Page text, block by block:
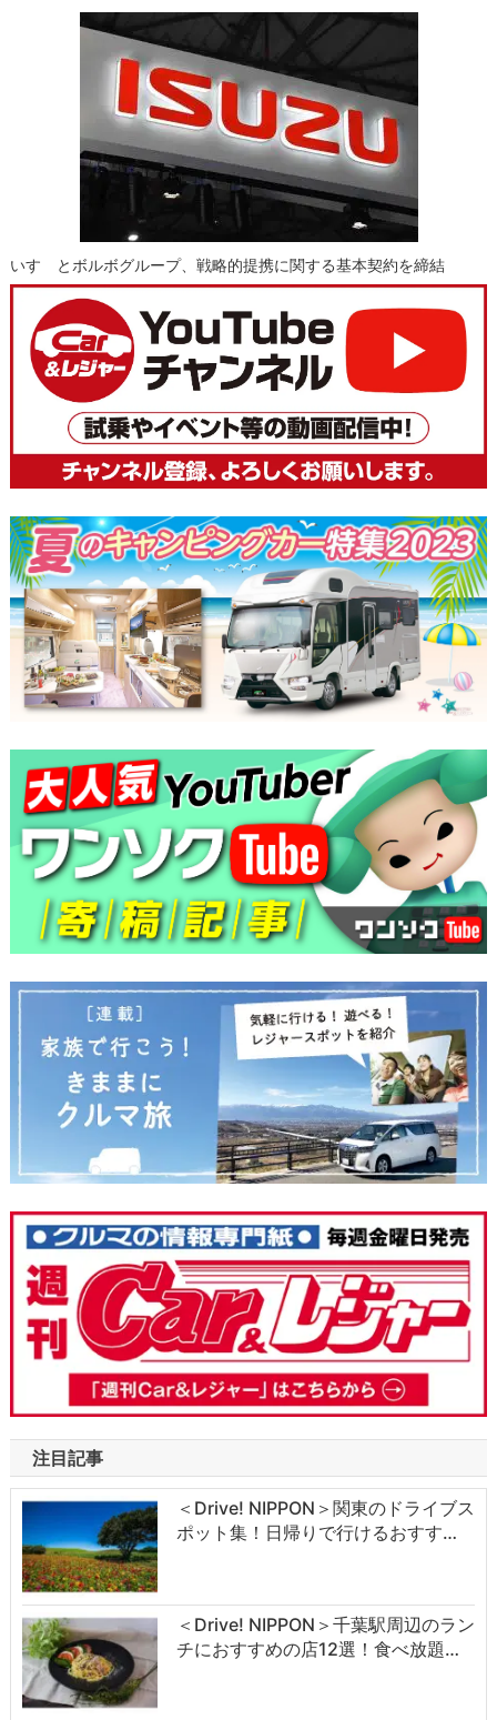
いすゞとボルボグループ、戦略的提携に関する基本契約を締結
注目記事
＜Drive! NIPPON＞関東のドライブス
ポット集！日帰りで行けるおすす…
＜Drive! NIPPON＞千葉駅周辺のラン
チにおすすめの店12選！食べ放題…